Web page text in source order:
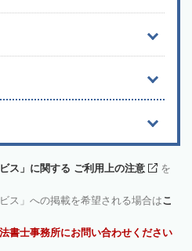
ス」に関する ご利用上の注意
を
ス」への掲載を希望される場合はこ
書士事務所にお問い合わせください